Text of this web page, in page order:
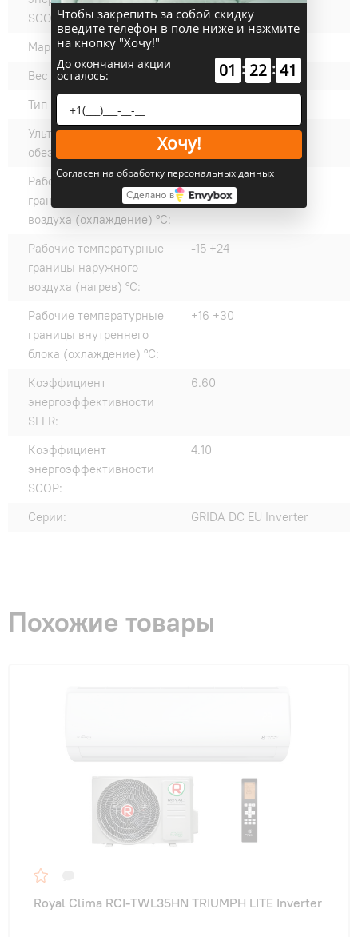
SCOP:
Марка компрессора:
Вес внешнего блока, кг:
Тип компрессора:
Ультрафиолетовое
обеззараживание:
нет
Рабочие температурные
границы наружного
воздуха (охлаждение) °C:
-15 +43
Рабочие температурные
границы наружного
воздуха (нагрев) °C:
-15 +24
Рабочие температурные
границы внутреннего
блока (охлаждение) °C:
+16 +30
Коэффициент
энергоэффективности
SEER:
6.60
Коэффициент
энергоэффективности
SCOP:
4.10
Серии: GRIDA DC EU Inverter
Похожие товары
Royal Clima RCI-TWL35HN TRIUMPH LITE Inverter
Чтобы закрепить за собой скидку
введите телефон в поле ниже и нажмите
на кнопку "Хочу!"
До окончания акции
осталось: 01 : 22 : 41
Хочу!
Согласен на обработку персональных данных
Сделано в